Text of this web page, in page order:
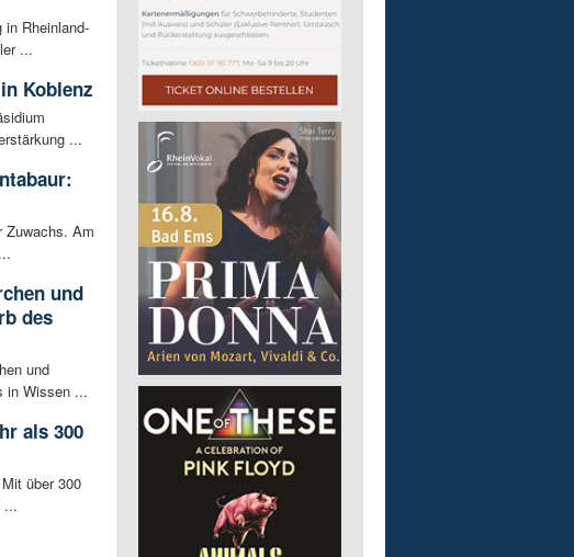
in Rheinland-
...
Koblenz
...
Zuwachs. Am
und
des
und
in Wissen ...
als 300
über 300
...